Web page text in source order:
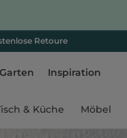
Retoure
Inspiration
& Küche Möbel